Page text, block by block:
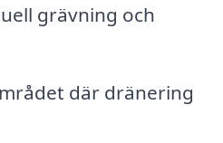
grävning och
där dränering